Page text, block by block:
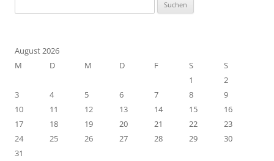
nach:
August 2026
M
D M D F S
S
1
2
3
4 5 6 7 8
9
10
11 12 13 14 15
16
17
18 19 20 21 22
23
24
25 26 27 28 29
30
31